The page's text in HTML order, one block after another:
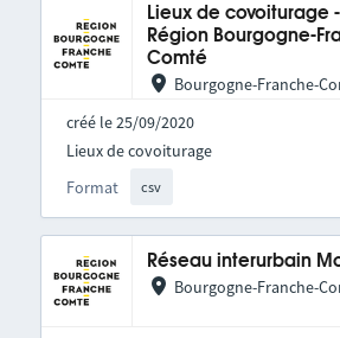
Lieux de covoiturage -
Région Bourgogne-
Comté
Bourgogne-Franche-
créé le 25/09/2020
Format csv
Lieux de covoiturage
Réseau interurbain
Bourgogne-Franche-